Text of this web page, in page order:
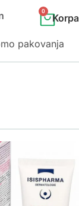
0
pakovanja